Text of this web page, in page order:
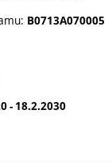
B0713A070005
- 18.2.2030